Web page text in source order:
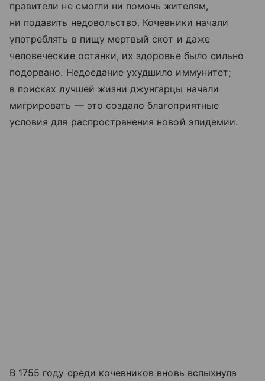
правители не смогли ни помочь жителям,
ни подавить недовольство. Кочевники начали
употреблять в пищу мертвый скот и даже
человеческие останки, их здоровье было сильно
подорвано. Недоедание ухудшило иммунитет;
в поисках лучшей жизни джунгарцы начали
мигрировать — это создало благоприятные
условия для распространения новой эпидемии.
В 1755 году среди кочевников вновь вспыхнула